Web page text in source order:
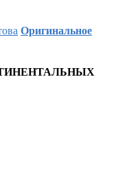
Оригинальное